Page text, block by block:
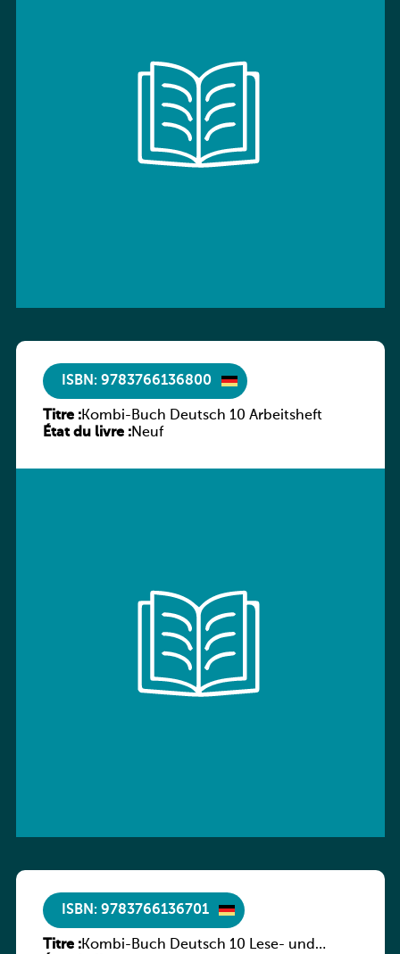
ISBN: 9783766136800
Titre :Kombi-Buch Deutsch 10 Arbeitsheft
État du livre :Neuf
ISBN: 9783766136701
Titre :Kombi-Buch Deutsch 10 Lese- und